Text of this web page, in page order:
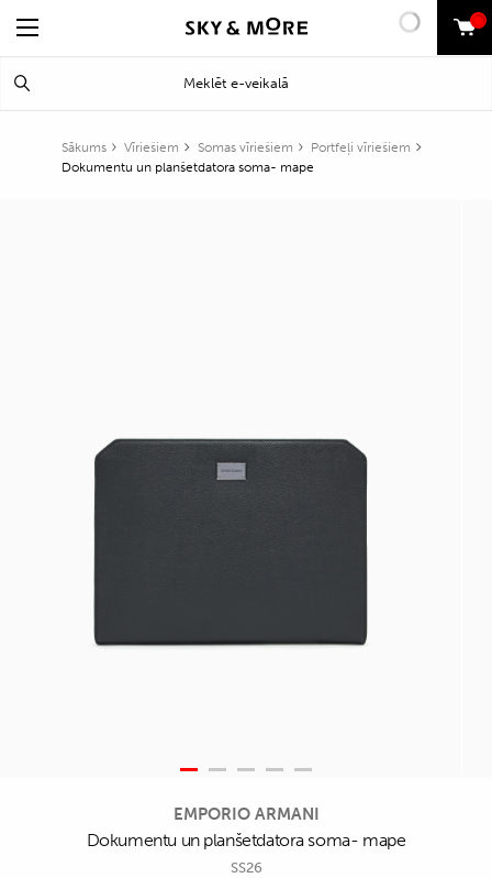
0
Sākums Vīriešiem Somas vīriešiem
Portfeļi vīriešiem
Dokumentu un planšetdatora soma- mape
EMPORIO ARMANI
Dokumentu un planšetdatora soma- mape
SS26